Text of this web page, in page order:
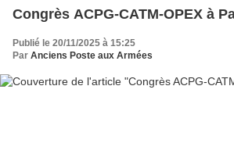
Congrès ACPG-CATM-OPEX à
Publié le 20/11/2025 à 15:25
Par Anciens Poste aux Armées